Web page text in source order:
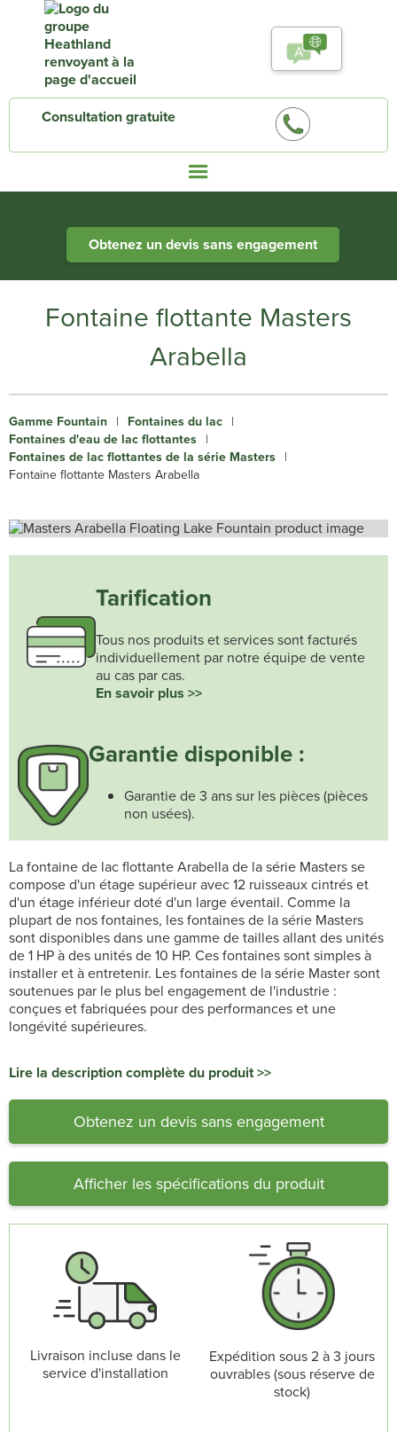
Consultation gratuite
Obtenez un devis sans engagement
Fontaine flottante Masters
Arabella
Gamme Fountain | Fontaines du lac |
Fontaines d'eau de lac flottantes |
Fontaines de lac flottantes de la série Masters |
Fontaine flottante Masters Arabella
Tarification
Tous nos produits et services sont facturés
individuellement par notre équipe de vente
au cas par cas.
En savoir plus >>
Garantie disponible :
Garantie de 3 ans sur les pièces (pièces
non usées).
La fontaine de lac flottante Arabella de la série Masters se
compose d'un étage supérieur avec 12 ruisseaux cintrés et
d'un étage inférieur doté d'un large éventail. Comme la
plupart de nos fontaines, les fontaines de la série Masters
sont disponibles dans une gamme de tailles allant des unités
de 1 HP à des unités de 10 HP. Ces fontaines sont simples à
installer et à entretenir. Les fontaines de la série Master sont
soutenues par le plus bel engagement de l'industrie :
conçues et fabriquées pour des performances et une
longévité supérieures.
Lire la description complète du produit >>
Obtenez un devis sans engagement
Afficher les spécifications du produit
Livraison incluse dans le
service d'installation
Expédition sous 2 à 3 jours
ouvrables (sous réserve de
stock)